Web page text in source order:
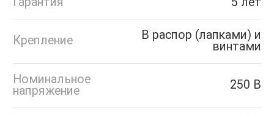
Крепление
В распор (лапками) и
винтами
Номинальное
напряжение
250 В